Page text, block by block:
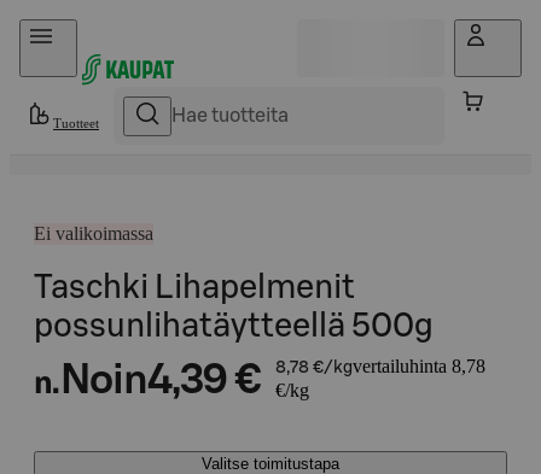
Hyppää sisältöön
Tuotteet
Ei valikoimassa
Taschki Lihapelmenit
possunlihatäytteellä 500g
n. Noin4,39 € 8,78 €/kgvertailuhinta 8,78
€/kg
Valitse toimitustapa